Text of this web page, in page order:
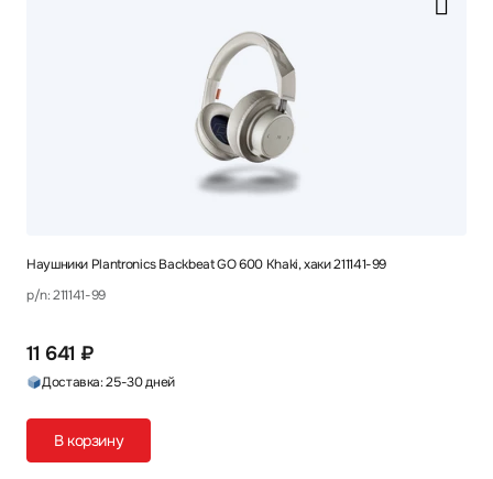
Наушники Plantronics Backbeat GO 600 Khaki, хаки 211141-99
p/n: 211141-99
11 641 ₽
Доставка: 25-30 дней
В корзину